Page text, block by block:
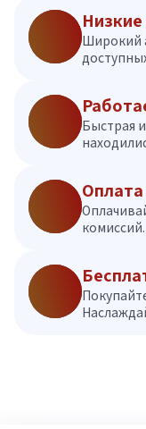
Широкий
Быстрая
комиссий.